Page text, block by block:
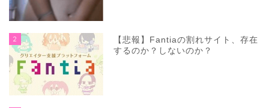
2
【悲報】Fantiaの割れサイト、存在
するのか？しないのか？